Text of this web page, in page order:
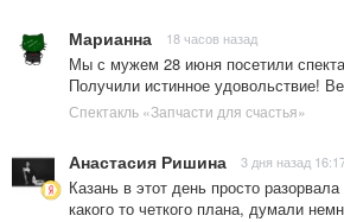
Марианна 18 часов назад
Мы с мужем 28 июня посетили
Получили истинное удовольствие!
Спектакль «Запчасти для счастья»
Анастасия Ришина 3 дня назад
Казань в этот день просто
какого то четкого плана, думали